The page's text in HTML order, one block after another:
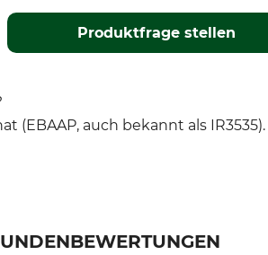
Produktfrage stellen
(EBAAP, auch bekannt als IR3535).